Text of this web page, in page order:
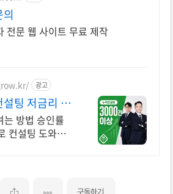
전문 웹 사이트 무료 제작
광고
팅 저금리 정
는 방법 승인률
컨설팅 도와드
구독하기